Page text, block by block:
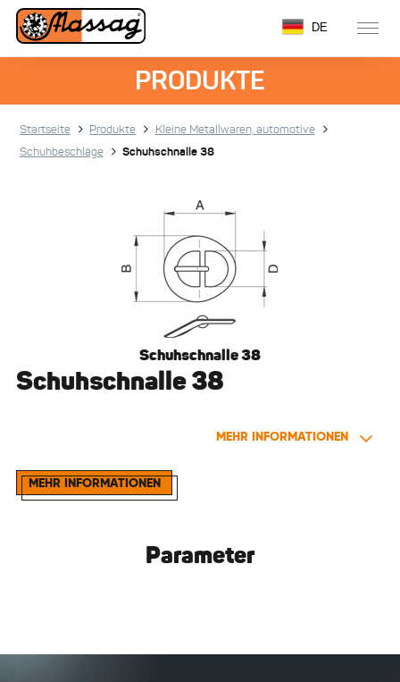
DE
PRODUKTE
Startseite Produkte
Kleine Metallwaren, automotive
Schuhbeschläge
Schuhschnalle 38
Schuhschnalle 38
Schuhschnalle 38
MEHR INFORMATIONEN
MEHR INFORMATIONEN
Parameter